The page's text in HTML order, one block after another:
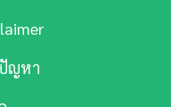
อนอบอ้าวก็มักจะสร้าง
ขนสัตว์เลี้ยง
เดิม ๆ ก็อาจจะดูน่า
ญหา